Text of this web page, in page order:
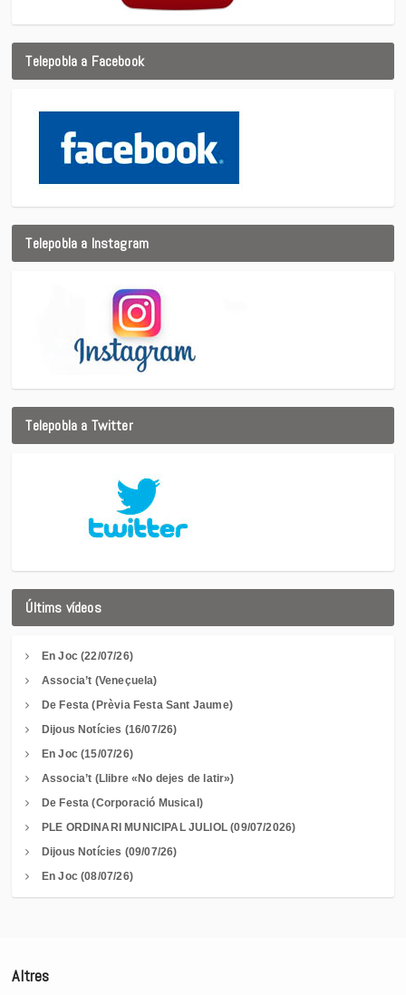
Telepobla a Facebook
Telepobla a Instagram
Telepobla a Twitter
Últims vídeos
En Joc (22/07/26)
Associa’t (Veneçuela)
De Festa (Prèvia Festa Sant Jaume)
Dijous Notícies (16/07/26)
En Joc (15/07/26)
Associa’t (Llibre «No dejes de latir»)
De Festa (Corporació Musical)
PLE ORDINARI MUNICIPAL JULIOL (09/07/2026)
Dijous Notícies (09/07/26)
En Joc (08/07/26)
Altres